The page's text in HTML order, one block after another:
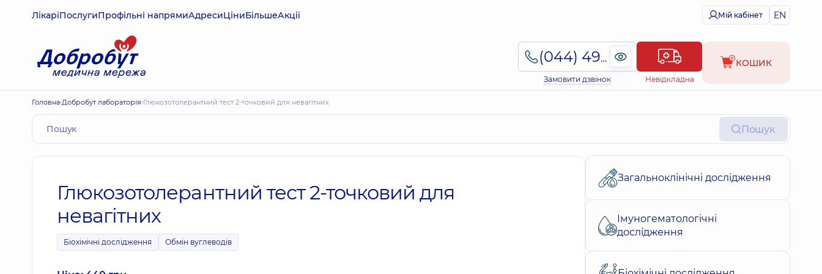
ЛікаріПослугиПрофільні напрямиАдресиЦіниБільшеАкції Мій кабінет EN
(044) 495-2-888
Замовити дзвінок Невідкладна
КОШИК
Головна Добробут лабораторія Глюкозотолерантний тест 2-точковий для невагітних
Пошук
Глюкозотолерантний тест 2-точковий для
невагітних
Біохімічні дослідження Обмін вуглеводів
Загальноклінічні дослідження
Імуногематологічні
дослідження